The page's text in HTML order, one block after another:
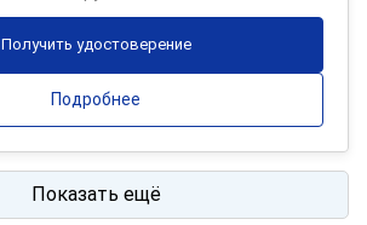
Получить удостоверение
Подробнее
Показать ещё